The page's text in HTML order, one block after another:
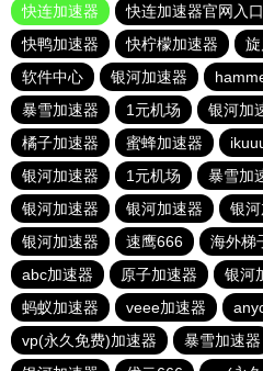
快连加速器
快连加速器官网入口
快鸭加速器
快柠檬加速器
软件中心
银河加速器
暴雪加速器
1元机场 银河加
橘子加速器
蜜蜂加速器
银河加速器
1元机场 暴雪加
银河加速器
银河加速器 银
银河加速器
速鹰666 海外梯
abc加速器
原子加速器 银河
蚂蚁加速器
veee加速器
vp(永久免费)加速器
暴雪加速器